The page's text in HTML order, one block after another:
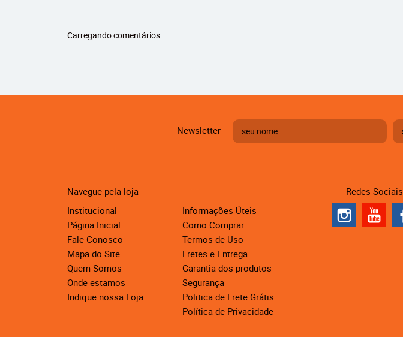
Carregando comentários ...
Newsletter
Navegue pela loja
Institucional
Página Inicial
Fale Conosco
Mapa do Site
Quem Somos
Onde estamos
Indique nossa Loja
Informações Úteis
Como Comprar
Termos de Uso
Fretes e Entrega
Garantia dos produtos
Segurança
Politica de Frete Grátis
Política de Privacidade
Redes Sociais